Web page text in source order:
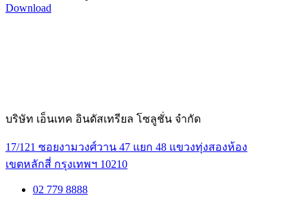
Download
บริษัท เอ็นเทค อินดัสเทรียล โซลูชั่น จำกัด
17/121 ซอยงามวงศ์วาน 47 แยก 48 แขวงทุ่งสองห้อง
เขตหลักสี่ กรุงเทพฯ 10210
02 779 8888